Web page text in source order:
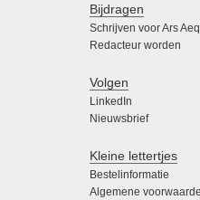
Bijdragen
Schrijven voor Ars
Redacteur worden
Volgen
LinkedIn
Nieuwsbrief
Kleine lettertjes
Bestelinformatie
Algemene